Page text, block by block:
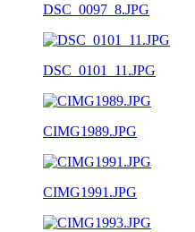
DSC_0097_8.JPG
DSC_0101_11.JPG
CIMG1989.JPG
CIMG1991.JPG